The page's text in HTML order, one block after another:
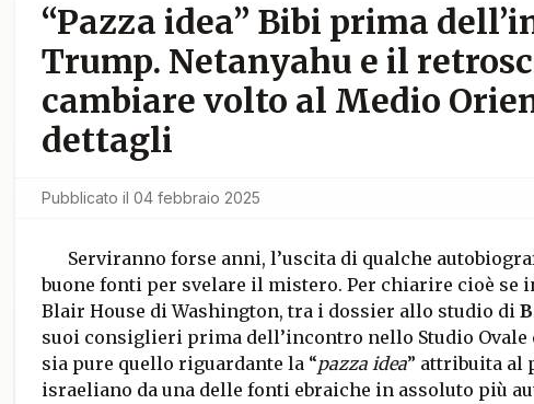
“Pazza idea” Bibi prima
Trump. Netanyahu e il
cambiare volto al Medio
dettagli
Pubblicato il 04 febbraio 2025
Serviranno forse anni, l’uscita di qualche
buone fonti per svelare il mistero. Per chiarire cioè se
Blair House di Washington, tra i dossier allo studio di
suoi consiglieri prima dell’incontro nello Studio Ovale
sia pure quello riguardante la “pazza idea” attribuita al
israeliano da una delle fonti ebraiche in assoluto più